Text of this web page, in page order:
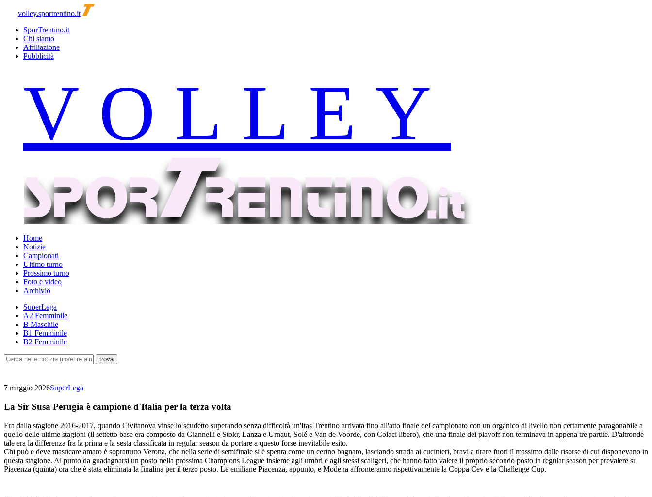
volley.sportrentino.it
SporTrentino.it
Chi siamo
Affiliazione
Pubblicità
Home
Notizie
Campionati
Ultimo turno
Prossimo turno
Foto e video
Archivio
SuperLega
A2 Femminile
B Maschile
B1 Femminile
B2 Femminile
7 maggio 2026SuperLega
La Sir Susa Perugia è campione d'Italia per la terza volta
Era dalla stagione 2016-2017, quando Civitanova vinse lo scudetto superando senza difficoltà un'Itas Trentino arrivata fino all'atto finale del campionato con un organico di livello non certamente paragonabile a
quello delle ultime stagioni (il settetto base era composto da Giannelli e Stokr, Lanza e Urnaut, Solé e Van de Voorde, con Colaci libero), che una finale dei playoff non terminava in appena tre partite. D'altronde
tale era la differenza fra la prima e la sesta classificata in regular season da portare a questo forse inevitabile esito.
Chi può e deve masticare amaro è soprattutto Verona, che nella serie di semifinale si è spenta come un cerino bagnato, lasciando strada ai cucinieri, bravi a tirare fuori il massimo dalle risorse di cui disponevano in
questa stagione. Al punto da guadagnarsi un posto nella prossima Champions League insieme agli umbri e agli stessi scaligeri, che hanno fatto valere il proprio secondo posto in regular season per prevalere su
Piacenza (quinta) ora che è stata eliminata la finalina per il terzo posto. Le emiliane Piacenza, appunto, e Modena affronteranno rispettivamente la Coppa Cev e la Challenge Cup.